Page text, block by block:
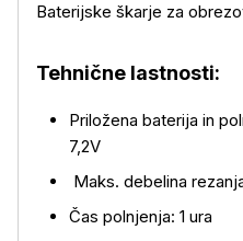
Baterijske škarje za
Tehnične lastnosti:
Priložena baterija in
7,2V
Maks. debelina
Čas polnjenja: 1 ura